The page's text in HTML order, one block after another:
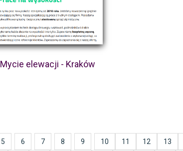
Mycie elewacji - Kraków
5 6 7 8 9 10 11 12 13